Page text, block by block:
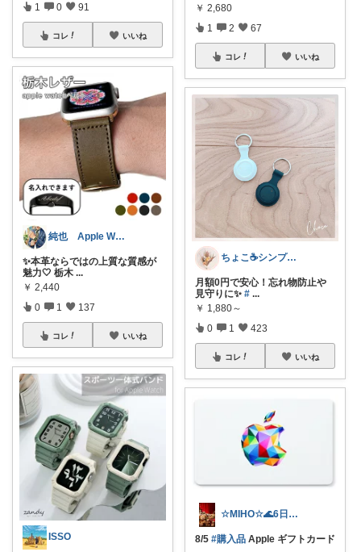
1 0 91
コレ いいね
純也 Apple Watch関連紹介
✨本革ならではの上質な質感が
魅力🤍 栃木 ...
￥ 2,440
0 1 137
コレ いいね
ISSO
￥ 2,680
1 2 67
コレ いいね
ちょこ☕️シンプルで快適な暮らし🌱
月額0円で安心！忘れ物防止や
見守りに✨ # ...
￥ 1,880～
0 1 423
コレ いいね
☆MIHO☆🌊6日感謝🍀
8/5 #購入品 Apple ギフトカード